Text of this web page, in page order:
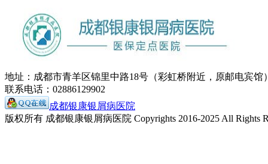
地址：成都市青羊区锦里中路18号（彩虹桥附近，原邮电宾馆
联系电话：02886129902
成都银康银屑病医院
版权所有 成都银康银屑病医院 Copyrights 2016-2025 All Rights